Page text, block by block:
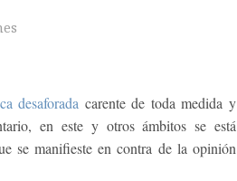
desaforada carente de toda medida y
en este y otros ámbitos se está
se manifieste en contra de la opinión